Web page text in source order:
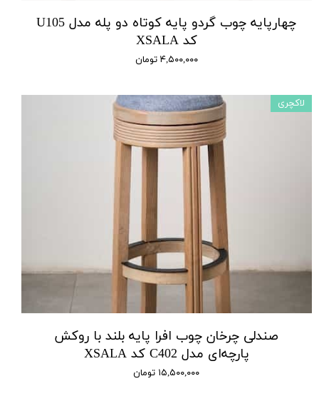
چهارپایه چوب گردو پایه کوتاه دو پله مدل U105
کد XSALA
۴,۵۰۰,۰۰۰ تومان
صندلی چرخان چوب افرا پایه بلند با روکش
پارچه‌ای مدل C402 کد XSALA
۱۵,۵۰۰,۰۰۰ تومان
لاکچری